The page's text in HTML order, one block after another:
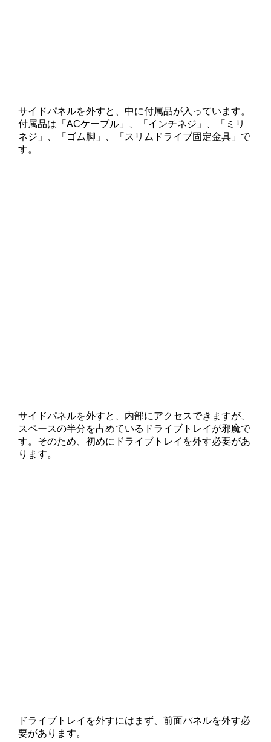
サイドパネルを外すと、中に付属品が入っています。
付属品は「ACケーブル」、「インチネジ」、「ミリ
ネジ」、「ゴム脚」、「スリムドライブ固定金具」で
す。
サイドパネルを外すと、内部にアクセスできますが、
スペースの半分を占めているドライブトレイが邪魔で
す。そのため、初めにドライブトレイを外す必要があ
ります。
ドライブトレイを外すにはまず、前面パネルを外す必
要があります。